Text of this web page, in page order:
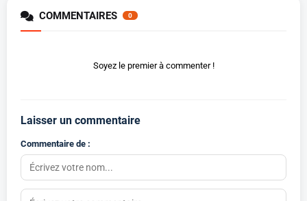
COMMENTAIRES 0
Soyez le premier à commenter !
Laisser un commentaire
Commentaire de :